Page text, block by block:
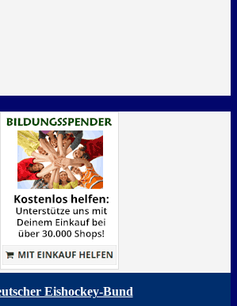
Eishockey-Bund